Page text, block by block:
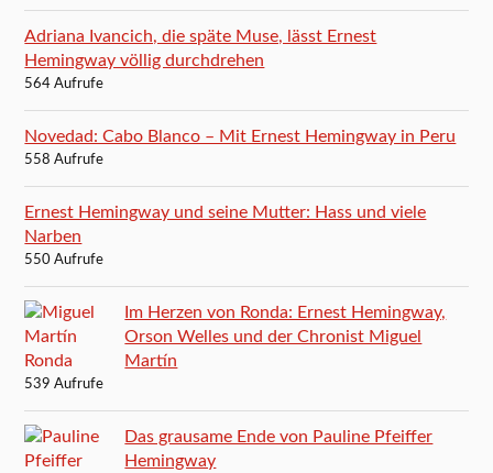
Adriana Ivancich, die späte Muse, lässt Ernest
Hemingway völlig durchdrehen
564 Aufrufe
Novedad: Cabo Blanco – Mit Ernest Hemingway in Peru
558 Aufrufe
Ernest Hemingway und seine Mutter: Hass und viele
Narben
550 Aufrufe
Im Herzen von Ronda: Ernest Hemingway,
Orson Welles und der Chronist Miguel
Martín
539 Aufrufe
Das grausame Ende von Pauline Pfeiffer
Hemingway